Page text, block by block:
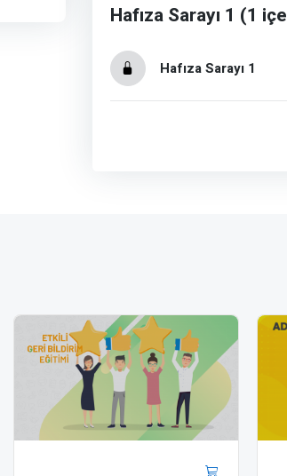
Hafıza Sarayı 1 (1
Hafıza Sarayı 1